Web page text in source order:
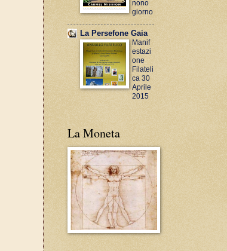
nono
giorno
La Persefone Gaia
Manif
estazi
one
Filateli
ca 30
Aprile
2015
La Moneta